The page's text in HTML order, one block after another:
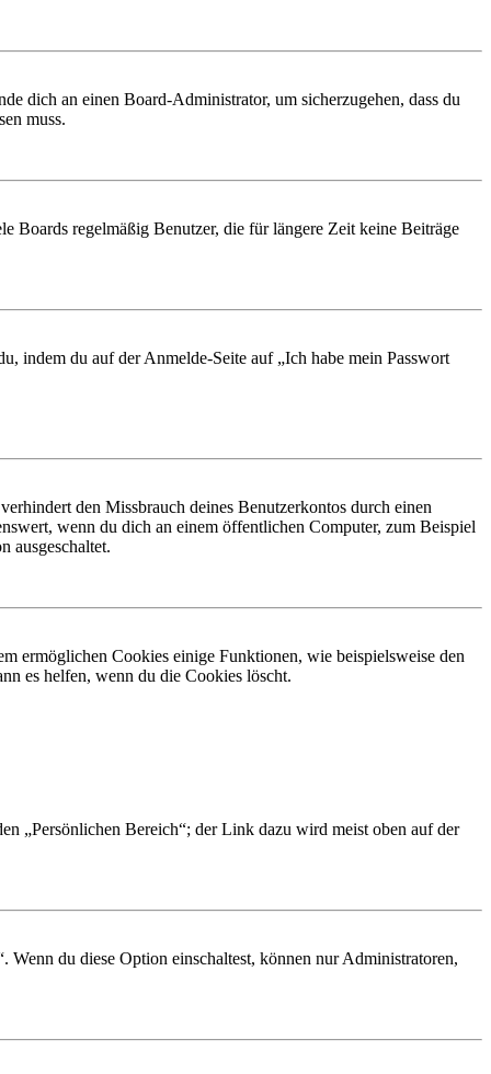
dich an einen Board-Administrator, um sicherzugehen, dass du
muss.
Boards regelmäßig Benutzer, die für längere Zeit keine Beiträge
indem du auf der Anmelde-Seite auf „Ich habe mein Passwort
den Missbrauch deines Benutzerkontos durch einen
wenn du dich an einem öffentlichen Computer, zum Beispiel
ausgeschaltet.
ermöglichen Cookies einige Funktionen, wie beispielsweise den
es helfen, wenn du die Cookies löscht.
„Persönlichen Bereich“; der Link dazu wird meist oben auf der
du diese Option einschaltest, können nur Administratoren,